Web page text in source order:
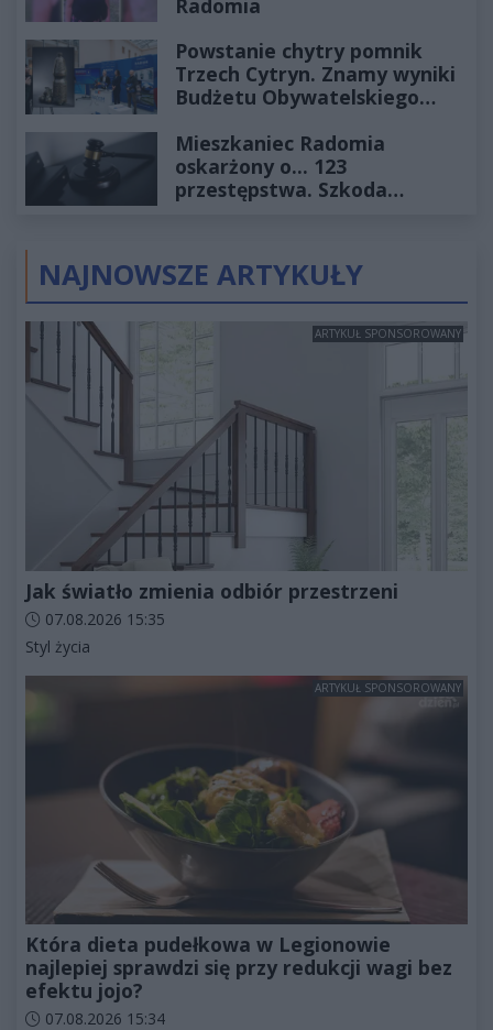
Radomia
Powstanie chytry pomnik
Trzech Cytryn. Znamy wyniki
Budżetu Obywatelskiego
Mieszkaniec Radomia
oskarżony o... 123
przestępstwa. Szkoda
NAJNOWSZE ARTYKUŁY
ARTYKUŁ SPONSOROWANY
Jak światło zmienia odbiór przestrzeni
Data dodania artykułu:
07.08.2026 15:35
Kategorie artykułu:
Styl życia
ARTYKUŁ SPONSOROWANY
Która dieta pudełkowa w Legionowie
najlepiej sprawdzi się przy redukcji wagi bez
efektu jojo?
Data dodania artykułu:
07.08.2026 15:34